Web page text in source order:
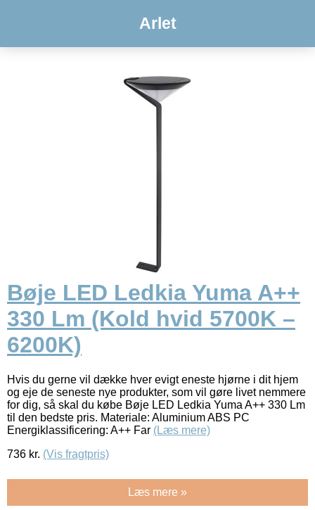
Arlet
Bøje LED Ledkia Yuma A++
330 Lm (Kold hvid 5700K –
6200K)
Hvis du gerne vil dække hver evigt eneste hjørne i dit hjem
og eje de seneste nye produkter, som vil gøre livet nemmere
for dig, så skal du købe Bøje LED Ledkia Yuma A++ 330 Lm
til den bedste pris. Materiale: Aluminium ABS PC
Energiklassificering: A++ Far (Læs mere)
736 kr. (Vis fragtpris)
Læs mere »